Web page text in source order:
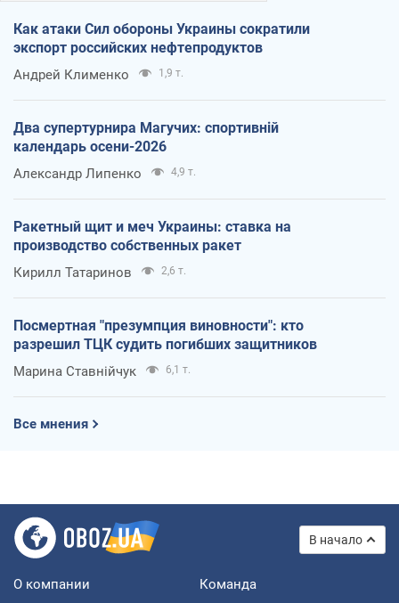
Как атаки Сил обороны Украины сократили
экспорт российских нефтепродуктов
Андрей Клименко 1,9 т.
Два супертурнира Магучих: спортивній
календарь осени-2026
Александр Липенко 4,9 т.
Ракетный щит и меч Украины: ставка на
производство собственных ракет
Кирилл Татаринов 2,6 т.
Посмертная "презумпция виновности": кто
разрешил ТЦК судить погибших защитников
Марина Ставнійчук 6,1 т.
Все мнения
В начало
О компании Команда